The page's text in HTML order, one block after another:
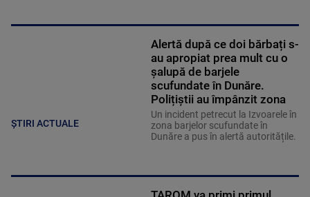
ȘTIRI ACTUALE
Alertă după ce doi bărbați s-
au apropiat prea mult cu o
șalupă de barjele
scufundate în Dunăre.
Polițiștii au împânzit zona
Un incident petrecut la Izvoarele în
zona barjelor scufundate în
Dunăre a pus în alertă autoritățile.